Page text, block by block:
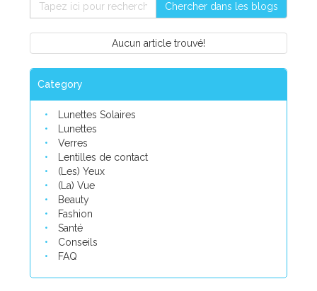
Chercher dans les blogs
Aucun article trouvé!
Category
Lunettes Solaires
Lunettes
Verres
Lentilles de contact
(Les) Yeux
(La) Vue
Beauty
Fashion
Santé
Conseils
FAQ